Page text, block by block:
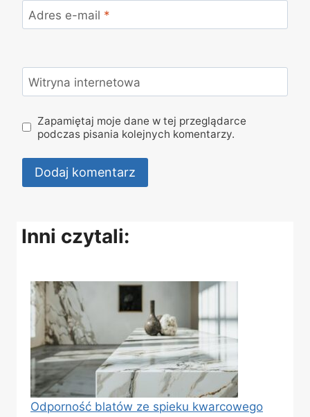
Adres e-mail *
Witryna internetowa
Zapamiętaj moje dane w tej przeglądarce
podczas pisania kolejnych komentarzy.
Inni czytali:
Odporność blatów ze spieku kwarcowego